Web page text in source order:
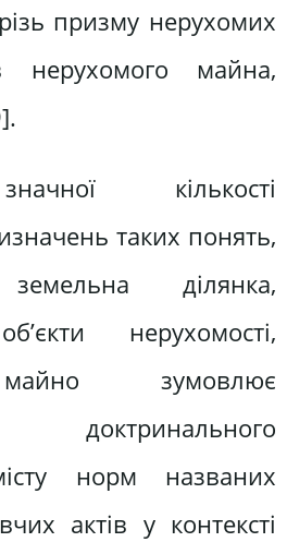
призму нерухомих
нерухомого майна,
кількості
таких понять,
ділянка,
нерухомості,
зумовлює
доктринального
норм названих
актів у контексті